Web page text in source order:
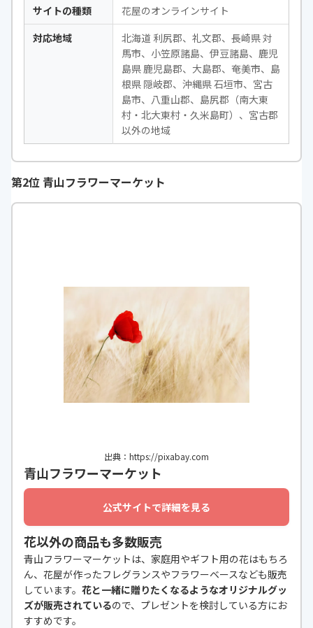
サイトの種類
花屋のオンラインサイト
対応地域
北海道 利尻郡、礼文郡、長崎県 対
馬市、小笠原諸島、伊豆諸島、鹿児
島県 鹿児島郡、大島郡、奄美市、島
根県 隠岐郡、沖縄県 石垣市、宮古
島市、八重山郡、島尻郡（南大東
村・北大東村・久米島町）、宮古郡
以外の地域
第2位 青山フラワーマーケット
出典：https://pixabay.com
青山フラワーマーケット
公式サイトで詳細を見る
花以外の商品も多数販売
青山フラワーマーケットは、家庭用やギフト用の花はもちろ
ん、花屋が作ったフレグランスやフラワーベースなども販売
しています。 花と一緒に贈りたくなるようなオリジナルグッ
ズが販売されているので、プレゼントを検討している方にお
すすめです。